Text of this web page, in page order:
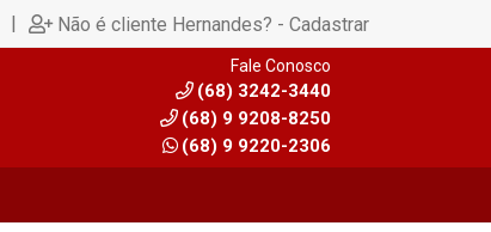
| Não é cliente Hernandes? - Cadastrar
Fale Conosco
(68) 3242-3440
(68) 9 9208-8250
(68) 9 9220-2306